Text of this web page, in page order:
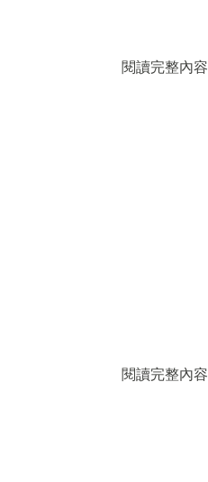
閱讀完整內容
閱讀完整內容